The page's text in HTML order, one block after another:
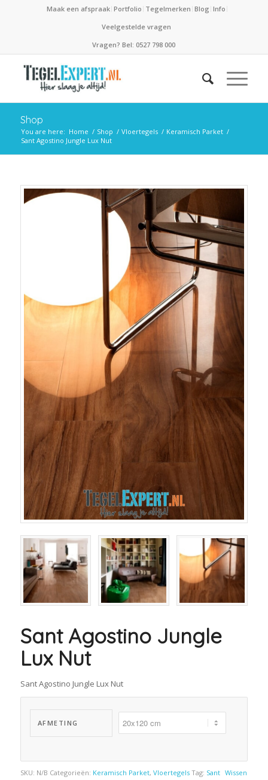
Maak een afspraak Portfolio Tegelmerken Blog Info
Veelgestelde vragen
Vragen? Bel: 0527 798 000
Shop
You are here: Home / Shop / Vloertegels / Keramisch Parket /
Sant Agostino Jungle Lux Nut
Sant Agostino Jungle
Lux Nut
Sant Agostino Jungle Lux Nut
AFMETING
Wissen
SKU: N/B Categorieën: Keramisch Parket, Vloertegels Tag: Sant